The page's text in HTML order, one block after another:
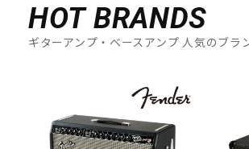
HOT BRANDS
ギターアンプ・ベースアンプ 人気のブラ